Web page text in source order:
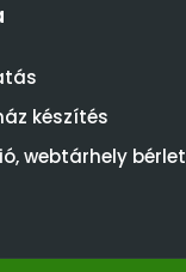
készítés
webtárhely bérlet